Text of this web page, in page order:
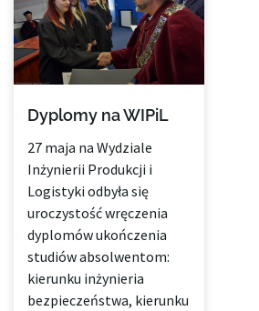
Dyplomy na WIPiL
27 maja na Wydziale
Inżynierii Produkcji i
Logistyki odbyła się
uroczystość wręczenia
dyplomów ukończenia
studiów absolwentom:
kierunku inżynieria
bezpieczeństwa, kierunku